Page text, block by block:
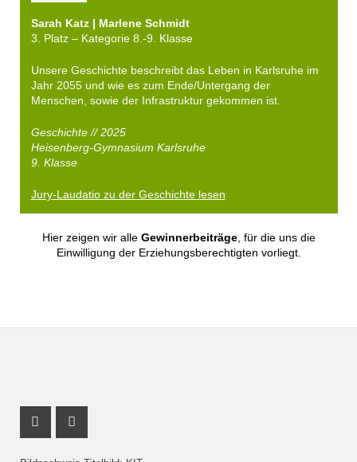
Sarah Katz | Marlene Schmidt
3. Platz – Kategorie 8.-9. Klasse
Unsere Geschichte beschreibt das Leben in Karlsruhe im
Jahr 2055 und wie es zum Ende/Untergang der
Menschen, sowie der Infrastruktur gekommen ist.
Geschichte // 2025
Heisenberg-Gymnasium Karlsruhe
9. Klasse
Jury-Laudatio zu der Geschichte lesen
Hier zeigen wir alle Gewinnerbeiträge, für die uns die
Einwilligung der Erziehungsberechtigten vorliegt.